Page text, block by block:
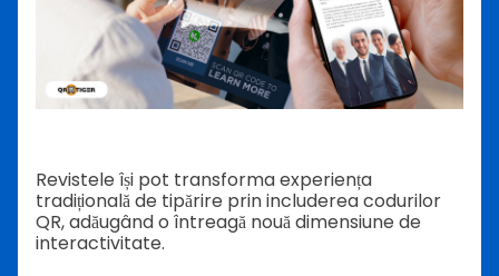
Revistele își pot transforma experiența
tradițională de tipărire prin includerea codurilor
QR, adăugând o întreagă nouă dimensiune de
interactivitate.